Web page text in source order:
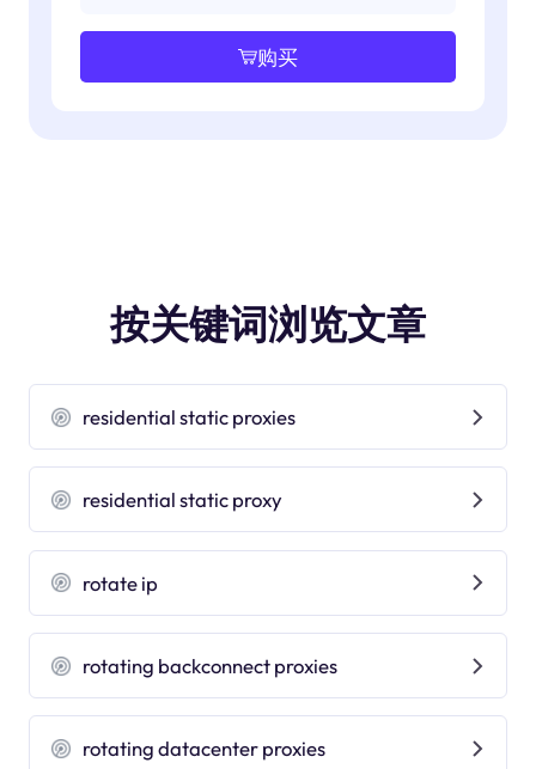
购买
按关键词浏览文章
residential static proxies
residential static proxy
rotate ip
rotating backconnect proxies
rotating datacenter proxies